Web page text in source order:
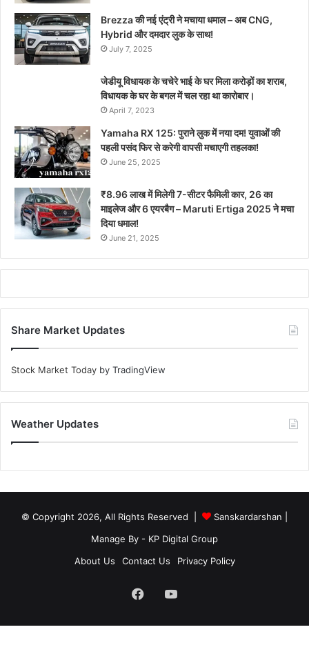
Brezza की नई एंट्री ने मचाया धमाल – अब CNG,
Hybrid और दमदार लुक के साथ!
July 7, 2025
जेडीयू विधायक के चचेरे भाई के घर मिला करोड़ों का शराब,
विधायक के घर के बगल में चल रहा था कारोबार।
April 7, 2023
Yamaha RX 125: पुराने लुक में नया दम! युवाओं की
पहली पसंद फिर से करेगी वापसी मचाएगी तहलका!
June 25, 2025
₹8.96 लाख में मिलेगी 7-सीटर फैमिली कार, 26 का
माइलेज और 6 एयरबैग – Maruti Ertiga 2025 ने मचा
दिया धमाल!
June 21, 2025
Share Market Updates
Stock Market Today by TradingView
Weather Updates
© Copyright 2026, All Rights Reserved | Sanskardarshan
Manage By - KP Digital Group
About Us
Contact Us Privacy Policy
FacebookYouTube